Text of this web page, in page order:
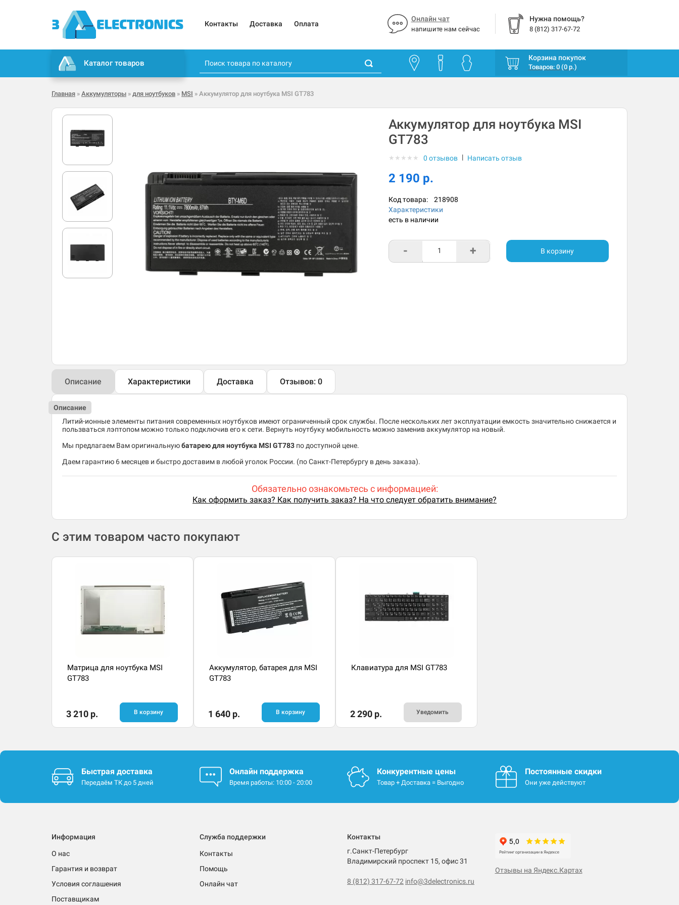
Контакты Доставка Оплата
Онлайн чат
напишите нам сейчас
Нужна помощь?
8 (812) 317-67-72
Каталог товаров
Корзина покупок
Товаров: 0 (0 р.)
Главная » Аккумуляторы » для ноутбуков » MSI » Аккумулятор для ноутбука MSI GT783
Аккумулятор для ноутбука MSI
GT783
★ ★ ★ ★ ★ 0 отзывов | Написать отзыв
2 190 р.
Код товара: 218908
Характеристики
есть в наличии
- + В корзину
Описание Характеристики Доставка Отзывов: 0
Описание
Литий-ионные элементы питания современных ноутбуков имеют ограниченный срок службы. После нескольких лет эксплуатации емкость значительно снижается и
пользваться лэптопом можно только подключив его к сети. Вернуть ноутбуку мобильность можно заменив аккумулятор на новый.
Мы предлагаем Вам оригинальнуюбатарею для ноутбука MSI GT783 по доступной цене.
Даем гарантию 6 месяцев и быстро доставим в любой уголок России. (по Санкт-Петербургу в день заказа).
Обязательно ознакомьтесь с информацией:
Как оформить заказ? Как получить заказ? На что следует обратить внимание?
С этим товаром часто покупают
Матрица для ноутбука MSI
GT783
3 210 р. В корзину
Аккумулятор, батарея для MSI
GT783
1 640 р. В корзину
Клавиатура для MSI GT783
2 290 р. Уведомить
Быстрая доставка
Передаём ТК до 5 дней
Онлайн поддержка
Время работы: 10:00 - 20:00
Конкурентные цены
Товар + Доставка = Выгодно
Постоянные скидки
Они уже действуют
Информация
О нас
Гарантия и возврат
Условия соглашения
Поставщикам
Служба поддержки
Контакты
Помощь
Онлайн чат
Контакты
г.Санкт-Петербург
Владимирский проспект 15, офис 31
8 (812) 317-67-72 info@3delectronics.ru
Отзывы на Яндекс.Картах